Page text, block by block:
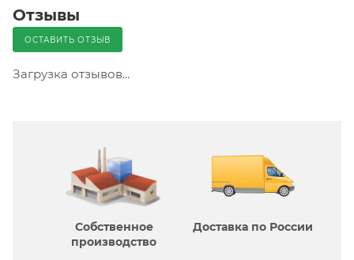
Отзывы
ОСТАВИТЬ ОТЗЫВ
Загрузка отзывов...
Собственное
производcтво
Доставка по России